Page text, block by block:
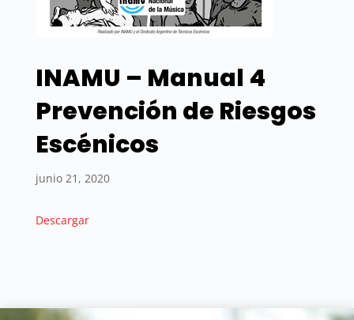
INAMU – Manual 4
Prevención de Riesgos
Escénicos
junio 21, 2020
Descargar